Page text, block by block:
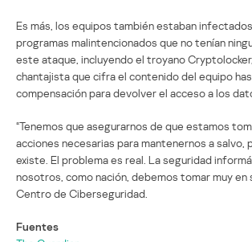
Es más, los equipos también estaban
programas malintencionados que no tenían
este ataque, incluyendo el troyano
chantajista que cifra el contenido del equipo
compensación para devolver el acceso a los
“Tenemos que asegurarnos de que estamos
acciones necesarias para mantenernos a salvo,
existe. El problema es real. La seguridad
nosotros, como nación, debemos tomar muy en
Centro de Ciberseguridad.
Fuentes